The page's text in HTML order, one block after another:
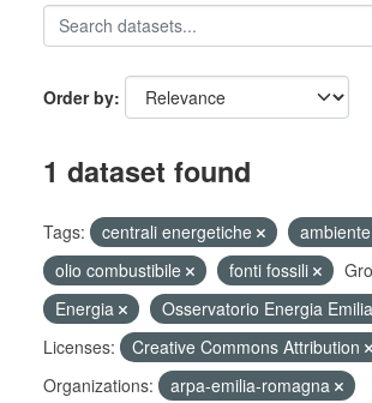
Order by
1 dataset found
Tags: centrali energetiche
ambiente
olio combustibile
fonti fossili
Energia
Osservatorio Energia
Licenses:
Creative Commons Attribution
Organizations:
arpa-emilia-romagna